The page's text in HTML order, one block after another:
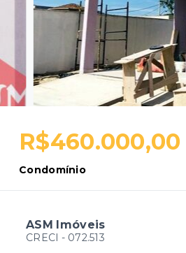
R$460.000,00
Condomínio
ASM Imóveis
CRECI - 072.513